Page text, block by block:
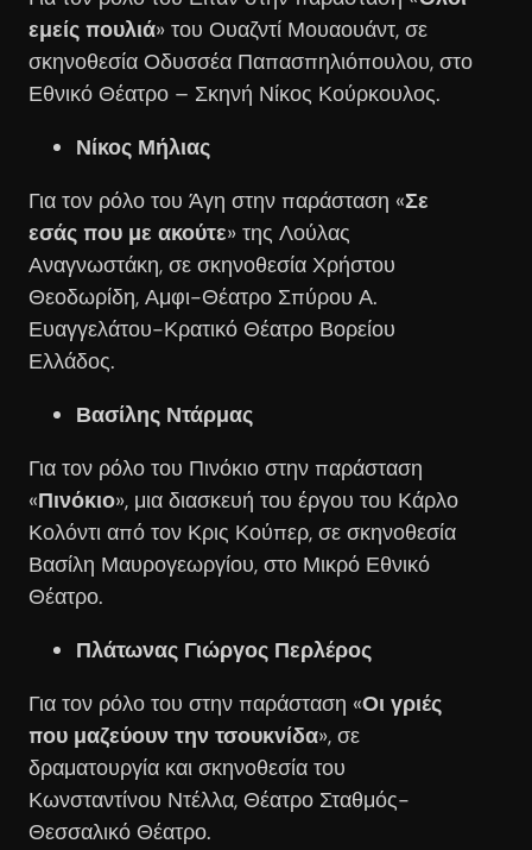
εμείς πουλιά» του Ουαζντί Μουαουάντ, σε
σκηνοθεσία Οδυσσέα Παπασπηλιόπουλου, στο
Εθνικό Θέατρο – Σκηνή Νίκος Κούρκουλος.
Νίκος Μήλιας
Για τον ρόλο του Άγη στην παράσταση «Σε
εσάς που με ακούτε» της Λούλας
Αναγνωστάκη, σε σκηνοθεσία Χρήστου
Θεοδωρίδη, Αμφι-Θέατρο Σπύρου Α.
Ευαγγελάτου-Κρατικό Θέατρο Βορείου
Ελλάδος.
Βασίλης Ντάρμας
Για τον ρόλο του Πινόκιο στην παράσταση
«Πινόκιο», μια διασκευή του έργου του Κάρλο
Κολόντι από τον Κρις Κούπερ, σε σκηνοθεσία
Βασίλη Μαυρογεωργίου, στο Μικρό Εθνικό
Θέατρο.
Πλάτωνας Γιώργος Περλέρος
Για τον ρόλο του στην παράσταση «Οι γριές
που μαζεύουν την τσουκνίδα», σε
δραματουργία και σκηνοθεσία του
Κωνσταντίνου Ντέλλα, Θέατρο Σταθμός-
Θεσσαλικό Θέατρο.